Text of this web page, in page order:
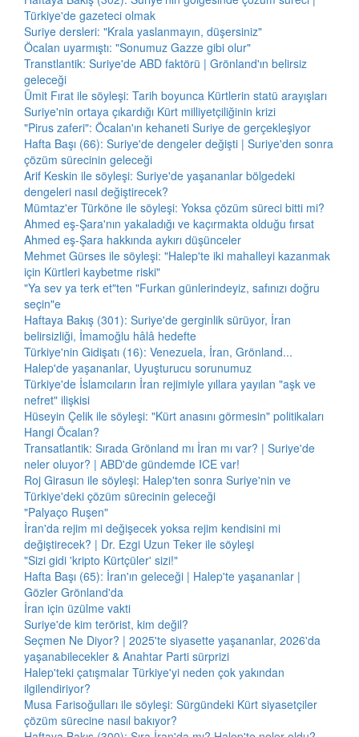
Türkiye'de gazeteci olmak
Suriye dersleri: "Krala yaslanmayın, düşersiniz"
Öcalan uyarmıştı: "Sonumuz Gazze gibi olur"
Transtlantik: Suriye'de ABD faktörü | Grönland'ın belirsiz
geleceği
Ümit Fırat ile söyleşi: Tarih boyunca Kürtlerin statü arayışları
Suriye'nin ortaya çıkardığı Kürt milliyetçiliğinin krizi
"Pirus zaferi": Öcalan'ın kehaneti Suriye de gerçekleşiyor
Hafta Başı (66): Suriye'de dengeler değişti | Suriye'den sonra
çözüm sürecinin geleceği
Arif Keskin ile söyleşi: Suriye'de yaşananlar bölgedeki
dengeleri nasıl değiştirecek?
Mümtaz'er Türköne ile söyleşi: Yoksa çözüm süreci bitti mi?
Ahmed eş-Şara'nın yakaladığı ve kaçırmakta olduğu fırsat
Ahmed eş-Şara hakkında aykırı düşünceler
Mehmet Gürses ile söyleşi: "Halep'te iki mahalleyi kazanmak
için Kürtleri kaybetme riski"
"Ya sev ya terk et"ten "Furkan günlerindeyiz, safınızı doğru
seçin"e
Haftaya Bakış (301): Suriye'de gerginlik sürüyor, İran
belirsizliği, İmamoğlu hâlâ hedefte
Türkiye'nin Gidişatı (16): Venezuela, İran, Grönland...
Halep'de yaşananlar, Uyuşturucu sorunumuz
Türkiye'de İslamcıların İran rejimiyle yıllara yayılan "aşk ve
nefret" ilişkisi
Hüseyin Çelik ile söyleşi: "Kürt anasını görmesin" politikaları
Hangi Öcalan?
Transatlantik: Sırada Grönland mı İran mı var? | Suriye'de
neler oluyor? | ABD'de gündemde ICE var!
Roj Girasun ile söyleşi: Halep'ten sonra Suriye'nin ve
Türkiye'deki çözüm sürecinin geleceği
"Palyaço Ruşen"
İran'da rejim mi değişecek yoksa rejim kendisini mi
değiştirecek? | Dr. Ezgi Uzun Teker ile söyleşi
"Sizi gidi 'kripto Kürtçüler' sizi!"
Hafta Başı (65): İran'ın geleceği | Halep'te yaşananlar |
Gözler Grönland'da
İran için üzülme vakti
Suriye'de kim terörist, kim değil?
Seçmen Ne Diyor? | 2025'te siyasette yaşananlar, 2026'da
yaşanabilecekler & Anahtar Parti sürprizi
Halep'teki çatışmalar Türkiye'yi neden çok yakından
ilgilendiriyor?
Musa Farisoğulları ile söyleşi: Sürgündeki Kürt siyasetçiler
çözüm sürecine nasıl bakıyor?